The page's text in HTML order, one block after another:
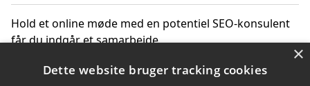
Hold et online møde med en potentiel SEO-konsulent
får du indgår et samarbejde
Hold et møde med en WordPress ekspert og vælg den
×
Dette website bruger tracking cookies